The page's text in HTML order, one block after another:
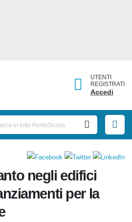
UTENTI
REGISTRATI
Accedi
negli edifici
per la